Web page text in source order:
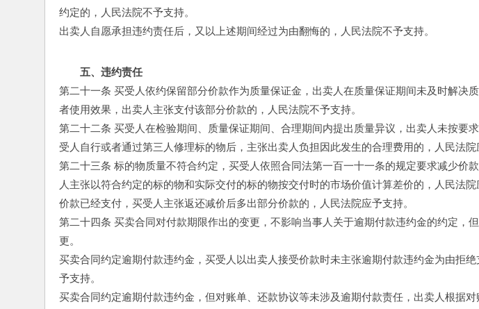
约定的，人民法院不予支持。
出卖人自愿承担违约责任后，又以上述期间经过为由翻悔的，人民法院不予支持。
五、违约责任
第二十一条 买受人依约保留部分价款作为质量保证金，出卖人在质量保证期间未及时解决
者使用效果，出卖人主张支付该部分价款的，人民法院不予支持。
第二十二条 买受人在检验期间、质量保证期间、合理期间内提出质量异议，出卖人未按要
受人自行或者通过第三人修理标的物后，主张出卖人负担因此发生的合理费用的，人民法院
第二十三条 标的物质量不符合约定，买受人依照合同法第一百一十一条的规定要求减少价
人主张以符合约定的标的物和实际交付的标的物按交付时的市场价值计算差价的，人民法院
价款已经支付，买受人主张返还减价后多出部分价款的，人民法院应予支持。
第二十四条 买卖合同对付款期限作出的变更，不影响当事人关于逾期付款违约金的约定，
更。
买卖合同约定逾期付款违约金，买受人以出卖人接受价款时未主张逾期付款违约金为由拒
予支持。
买卖合同约定逾期付款违约金，但对账单、还款协议等未涉及逾期付款责任，出卖人根据